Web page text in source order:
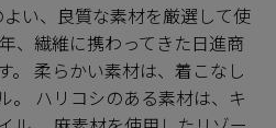
い、良質な素材を厳選して使
、繊維に携わってきた日進商
。 柔らかい素材は、着こなし
。 ハリコシのある素材は、キ